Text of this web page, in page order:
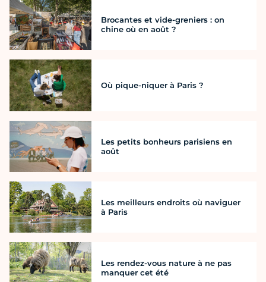
Brocantes et vide-greniers : on
chine où en août ?
Où pique-niquer à Paris ?
Les petits bonheurs parisiens en
août
Les meilleurs endroits où naviguer
à Paris
Les rendez-vous nature à ne pas
manquer cet été